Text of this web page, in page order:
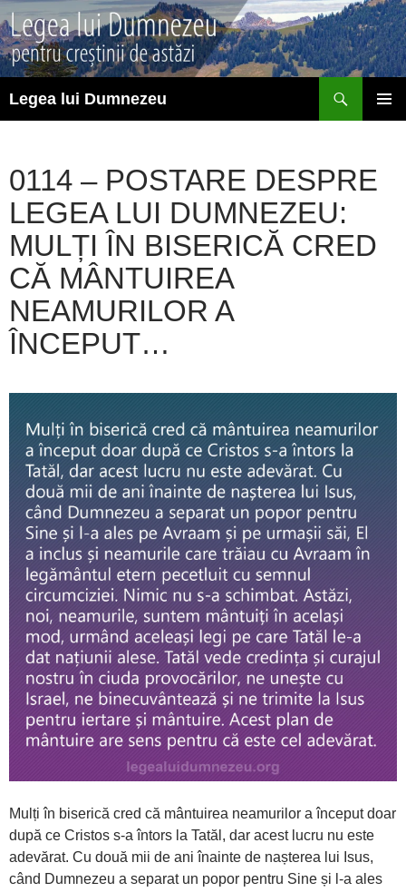
Sari
la
conținut
Legea lui Dumnezeu
0114 – POSTARE DESPRE
LEGEA LUI DUMNEZEU:
MULȚI ÎN BISERICĂ CRED
CĂ MÂNTUIREA
NEAMURILOR A
ÎNCEPUT…
Mulți în biserică cred că mântuirea neamurilor a început doar
după ce Cristos s-a întors la Tatăl, dar acest lucru nu este
adevărat. Cu două mii de ani înainte de nașterea lui Isus,
când Dumnezeu a separat un popor pentru Sine și l-a ales